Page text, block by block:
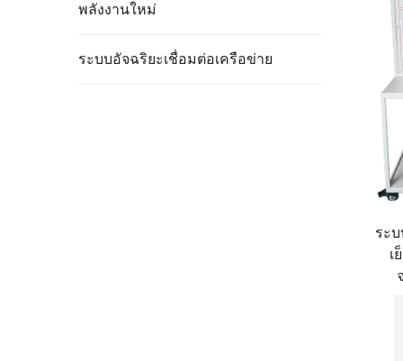
พลังงานใหม่
ระบบอัจฉริยะเชื่อมต่อเครือข่าย
ระ
เ